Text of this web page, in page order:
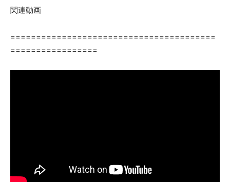
関連動画
========================================
=================